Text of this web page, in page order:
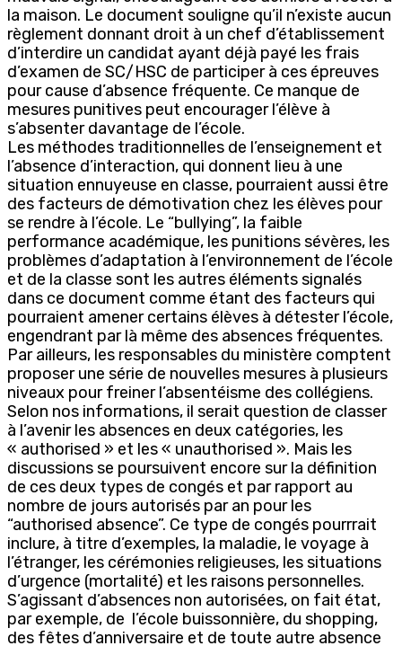
la maison. Le document souligne qu’il n’existe aucun
règlement donnant droit à un chef d’établissement
d’interdire un candidat ayant déjà payé les frais
d’examen de SC/HSC de participer à ces épreuves
pour cause d’absence fréquente. Ce manque de
mesures punitives peut encourager l’élève à
s’absenter davantage de l’école.
Les méthodes traditionnelles de l’enseignement et
l’absence d’interaction, qui donnent lieu à une
situation ennuyeuse en classe, pourraient aussi être
des facteurs de démotivation chez les élèves pour
se rendre à l’école. Le “bullying”, la faible
performance académique, les punitions sévères, les
problèmes d’adaptation à l’environnement de l’école
et de la classe sont les autres éléments signalés
dans ce document comme étant des facteurs qui
pourraient amener certains élèves à détester l’école,
engendrant par là même des absences fréquentes.
Par ailleurs, les responsables du ministère comptent
proposer une série de nouvelles mesures à plusieurs
niveaux pour freiner l’absentéisme des collégiens.
Selon nos informations, il serait question de classer
à l’avenir les absences en deux catégories, les
« authorised » et les « unauthorised ». Mais les
discussions se poursuivent encore sur la définition
de ces deux types de congés et par rapport au
nombre de jours autorisés par an pour les
“authorised absence”. Ce type de congés pourrrait
inclure, à titre d’exemples, la maladie, le voyage à
l’étranger, les cérémonies religieuses, les situations
d’urgence (mortalité) et les raisons personnelles.
S’agissant d’absences non autorisées, on fait état,
par exemple, de l’école buissonnière, du shopping,
des fêtes d’anniversaire et de toute autre absence